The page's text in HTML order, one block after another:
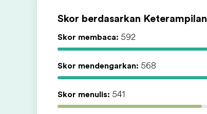
Skor berdasarkan Keterampilan
Skor membaca: 592
Skor mendengarkan: 568
Skor menulis: 541